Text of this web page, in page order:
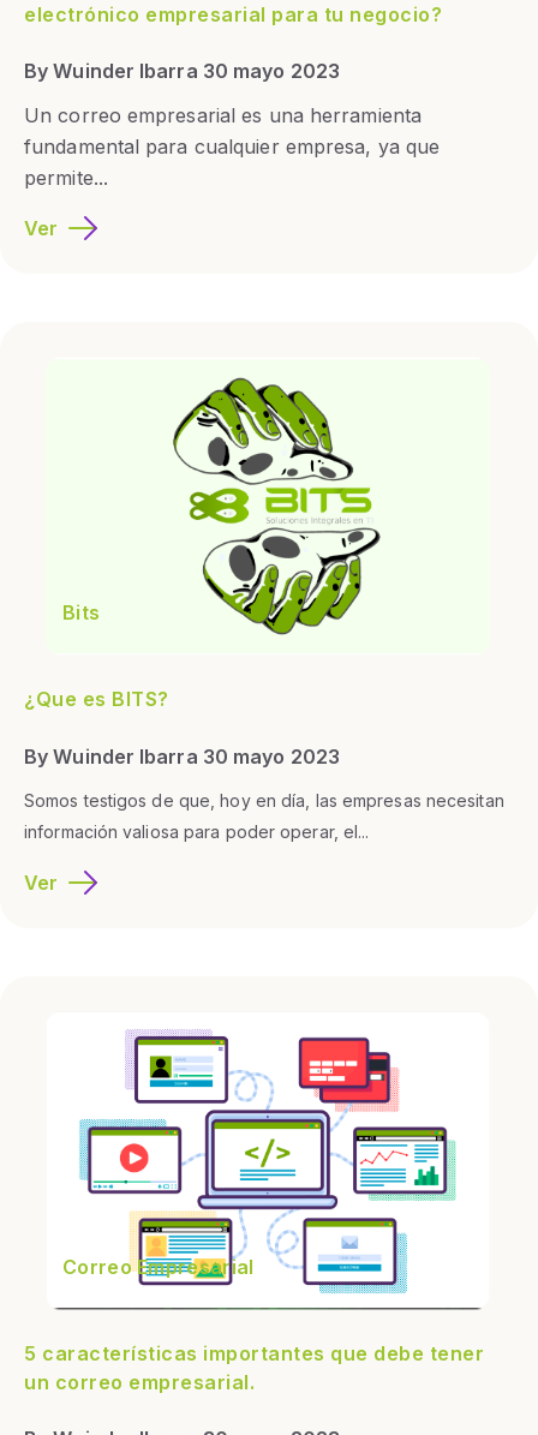
electrónico empresarial para tu negocio?
By Wuinder Ibarra 30 mayo 2023
Un correo empresarial es una herramienta
fundamental para cualquier empresa, ya que
permite...
Ver
Bits
¿Que es BITS?
By Wuinder Ibarra 30 mayo 2023
Somos testigos de que, hoy en día, las empresas necesitan
información valiosa para poder operar, el...
Ver
Correo Empresarial
5 características importantes que debe tener
un correo empresarial.